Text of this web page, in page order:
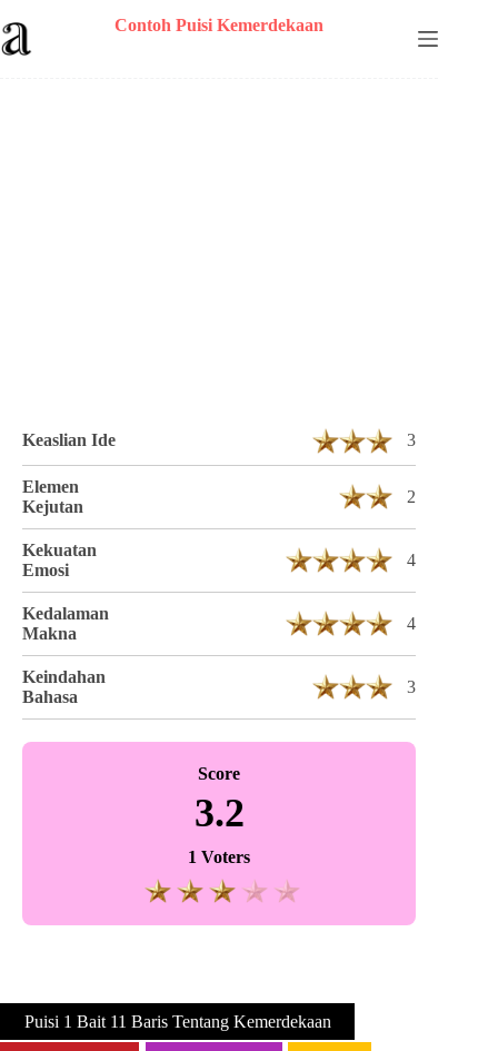
to
content
Contoh Puisi Kemerdekaan
Keaslian Ide 3
Elemen
Kejutan
2
Kekuatan
Emosi
4
Kedalaman
Makna
4
Keindahan
Bahasa
3
Score
3.2
1 Voters
Puisi 1 Bait 11 Baris Tentang Kemerdekaan